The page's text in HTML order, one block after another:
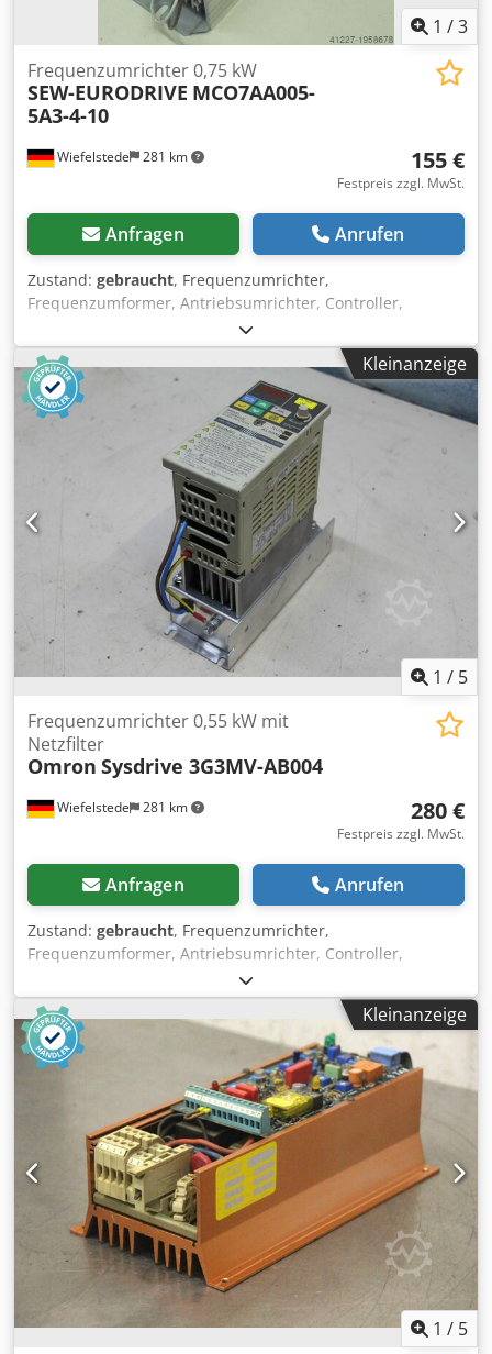
1 /3
Wiefelstede 281 km
Frequenzumrichter 0,75 kW
SEW-EURODRIVE MCO7AA005-
5A3-4-10
155 €
Festpreis zzgl. MwSt.
Anfragen Anrufen
Zustand: gebraucht, Frequenzumrichter,
Frequenzumformer, Antriebsumrichter, Controller,
Variable Speed Drive -Leistung: 0,75 kW - 0,55 kW Dcjdpfx
Aksb N E E Aerek -Eingang: 380/500 V - 50/60 Hz -Ausgang:
3 Ph : 380/500 V -Anzahl: 1x Stück vorhanden -Gewicht: 3
kg
Kleinanzeige
1 / 5
Wiefelstede 281 km
Frequenzumrichter 0,55 kW mit
Netzfilter
Omron Sysdrive 3G3MV-AB004
280 €
Festpreis zzgl. MwSt.
Anfragen Anrufen
Zustand: gebraucht, Frequenzumrichter,
Frequenzumformer, Antriebsumrichter, Controller,
Variable Speed Drive Dedpfxsdninqj Akrjck -Leistung: 0,55
kW -Eingang: 200-240 V 50/60 Hz 7.4 A -Ausgang: 0-240 V 0-
400 Hz 3 A 1.1 kVA -Anzahl: 11x vorhanden -Preis: pro Stück
-Abmessungen: 170/70/H185 mm -Gewicht: 1,3 kg
Kleinanzeige
1 / 5